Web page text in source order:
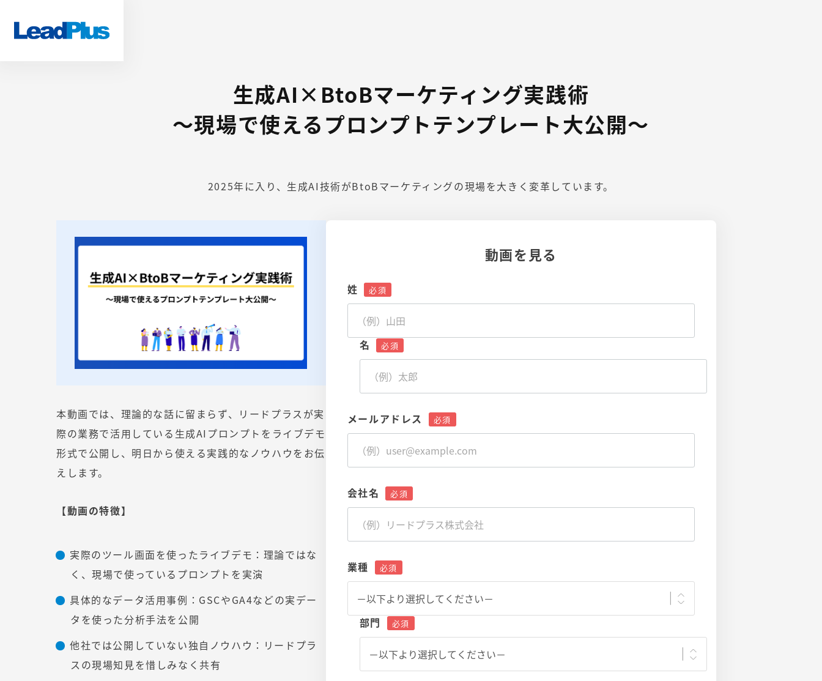
生成AI×BtoBマーケティング実践術
～現場で使えるプロンプトテンプレート大公開～
2025年に入り、生成AI技術がBtoBマーケティングの現場を大きく変革しています。
本動画では、理論的な話に留まらず、リードプラスが実
際の業務で活用している生成AIプロンプトをライブデモ
形式で公開し、明日から使える実践的なノウハウをお伝
えします。
【動画の特徴】
実際のツール画面を使ったライブデモ：理論ではな
く、現場で使っているプロンプトを実演
具体的なデータ活用事例：GSCやGA4などの実デー
タを使った分析手法を公開
他社では公開していない独自ノウハウ：リードプラ
スの現場知見を惜しみなく共有
動画を見る
姓
名
メールアドレス
会社名
業種
部門